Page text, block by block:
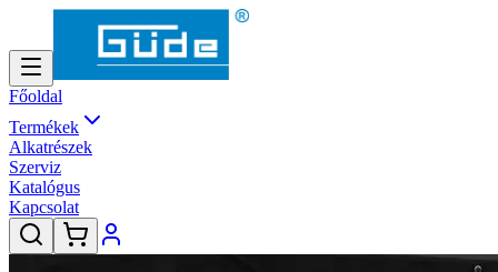
Főoldal
Termékek
Alkatrészek
Szerviz
Katalógus
Kapcsolat